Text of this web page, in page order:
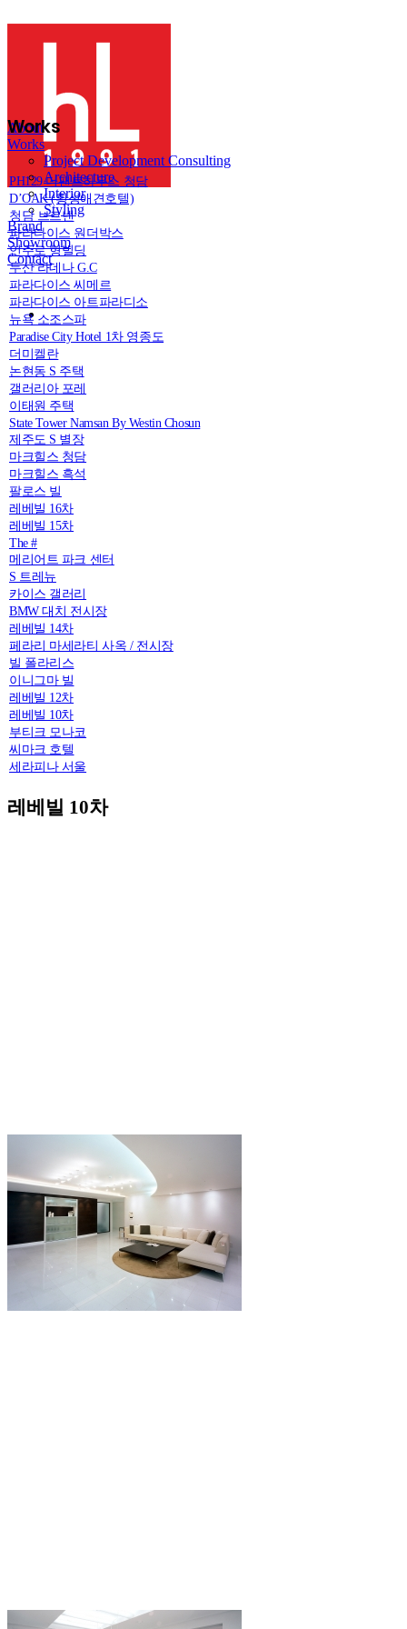
About
Works
Project Development Consulting
Architecture
Interior
Styling
Brand
Showroom
Contact
Works
PH129 더팬트하우스 청담
D’OAK (횡성애견호텔)
청담 브르넨
파라다이스 원더박스
언주로 형빌딩
두산 라데나 G.C
파라다이스 씨메르
파라다이스 아트파라디소
뉴욕 소조스파
Paradise City Hotel 1차 영종도
더미켈란
논현동 S 주택
갤러리아 포레
이태원 주택
State Tower Namsan By Westin Chosun
제주도 S 별장
마크힐스 청담
마크힐스 흑석
팔로스 빌
레베빌 16차
레베빌 15차
The #
메리어트 파크 센터
S 트레뉴
카이스 갤러리
BMW 대치 전시장
레베빌 14차
페라리 마세라티 사옥 / 전시장
빌 폴라리스
이니그마 빌
레베빌 12차
레베빌 10차
부티크 모나코
씨마크 호텔
세라피나 서울
레베빌 10차